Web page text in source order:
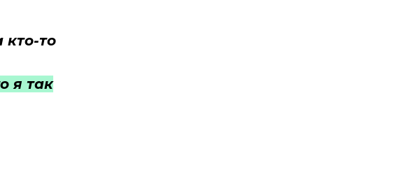
кто-то
я так